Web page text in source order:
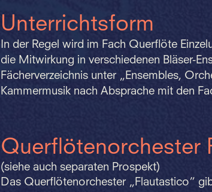
Unterrichtsform
In der Regel wird im Fach Querflöte
die Mitwirkung in verschiedenen Bläser-
Fächerverzeichnis unter „Ensembles,
Kammermusik nach Absprache mit den
Querflötenorchester
(siehe auch separaten Prospekt)
Das Querflötenorchester „Flautastico”